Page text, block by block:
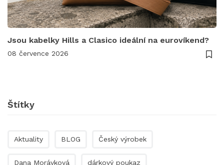
Jsou kabelky Hills a Clasico ideální na eurovíkend?
08 července 2026
Štítky
Aktuality BLOG Český výrobek
Dana Morávková dárkový poukaz